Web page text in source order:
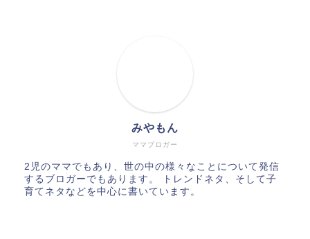
ママブロガー
みやもん
2児のママでもあり、世の中の様々なことについて発信
するブロガーでもあります。 トレンドネタ、そして子
育てネタなどを中心に書いています。